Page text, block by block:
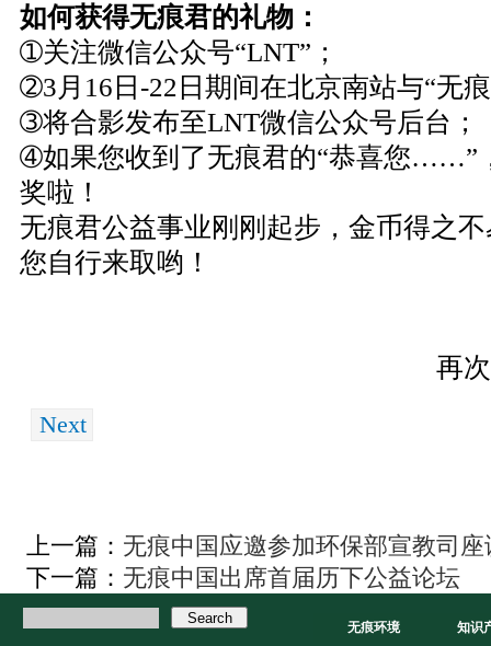
如何获得无痕君的礼物：
➀关注微信公众号“LNT”；
➁3月16日-22日期间在北京南站与“无
➂将合影发布至LNT微信公众号后台；
➃如果您收到了无痕君的“恭喜您……”
奖啦！
无痕君公益事业刚刚起步，金币得之
您自行来取哟！
再
Next
上一篇： 无痕中国应邀参加环保部宣教司座
下一篇： 无痕中国出席首届历下公益论坛
无痕环境 知识